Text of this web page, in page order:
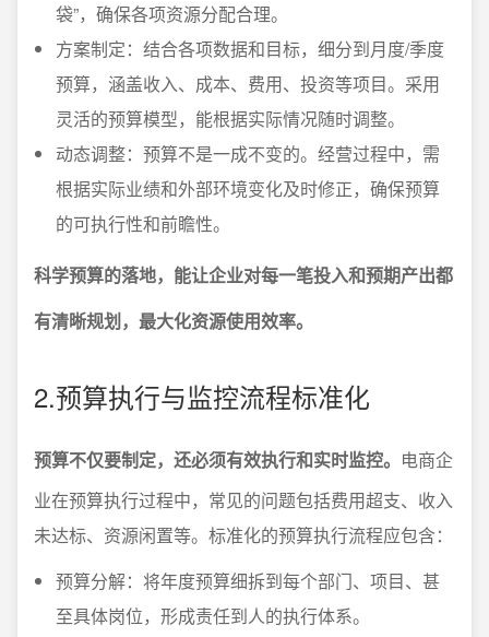
袋”，确保各项资源分配合理。
方案制定：结合各项数据和目标，细分到月度/季度
预算，涵盖收入、成本、费用、投资等项目。采用
灵活的预算模型，能根据实际情况随时调整。
动态调整：预算不是一成不变的。经营过程中，需
根据实际业绩和外部环境变化及时修正，确保预算
的可执行性和前瞻性。
科学预算的落地，能让企业对每一笔投入和预期产出都
有清晰规划，最大化资源使用效率。
2.预算执行与监控流程标准化
预算不仅要制定，还必须有效执行和实时监控。 电商企
业在预算执行过程中，常见的问题包括费用超支、收入
未达标、资源闲置等。标准化的预算执行流程应包含：
预算分解：将年度预算细拆到每个部门、项目、甚
至具体岗位，形成责任到人的执行体系。